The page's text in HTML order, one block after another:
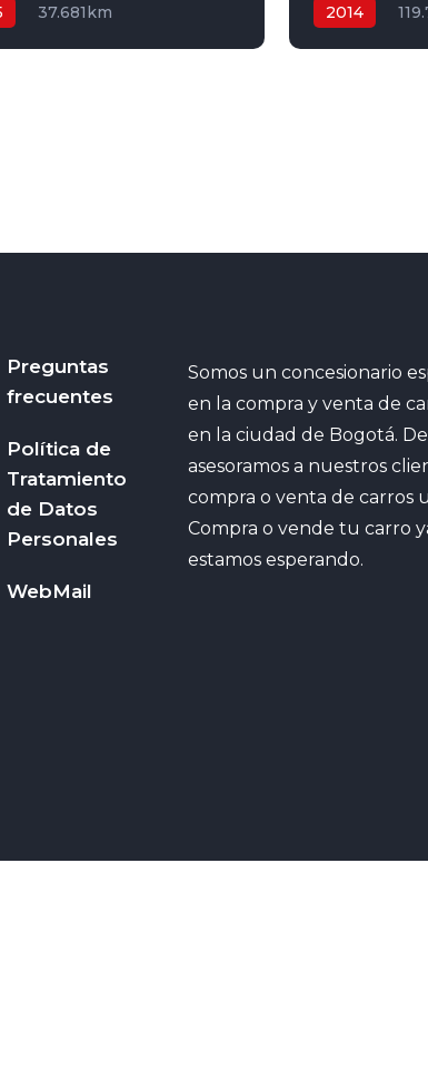
37.681km
2014
Preguntas
frecuentes
Política de
Tratamiento
de Datos
Personales
WebMail
Somos un concesionario
en la compra y venta de
en la ciudad de Bogotá.
asesoramos a nuestros
compra o venta de carros
Compra o vende tu carro
estamos esperando.